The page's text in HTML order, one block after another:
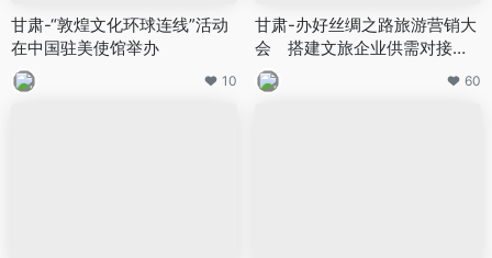
甘肃-“敦煌文化环球连线”活动
在中国驻美使馆举办
10
甘肃-办好丝绸之路旅游营销大
会 搭建文旅企业供需对接平
台
60